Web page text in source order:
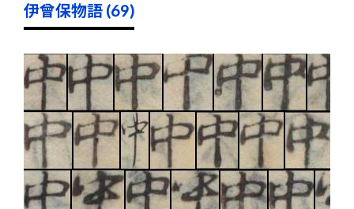
伊曾保物語 (69)